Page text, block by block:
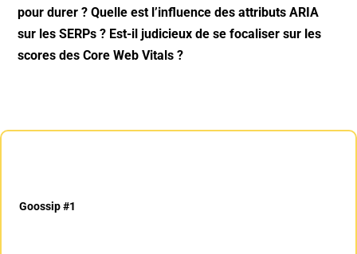
pour durer ? Quelle est l’influence des attributs ARIA
sur les SERPs ? Est-il judicieux de se focaliser sur les
scores des Core Web Vitals ?
Goossip #1